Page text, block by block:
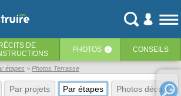
RÉCITS DE
PHOTOS ‹ CONSEILS
étapes Photos Terrasse
Par projets Par étapes Photos déco